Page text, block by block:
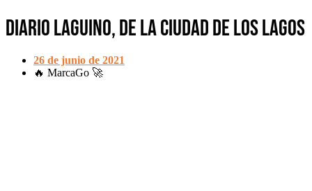
Diario Laguino, de la Ciudad de Los Lagos
26 de junio de 2021
🔥 MarcaGo 🚀